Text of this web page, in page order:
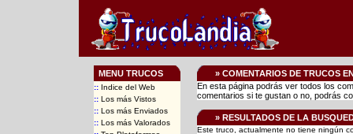
MENU TRUCOS
::Indice del Web
::Los más Vistos
::Los más Enviados
::Los más Valorados
» COMENTARIOS DE TRUCOS
En esta página podrás ver todos los
comentarios si te gustan o no, podrás
» RESULTADOS DE LA
Este truco, actualmente no tiene ningún